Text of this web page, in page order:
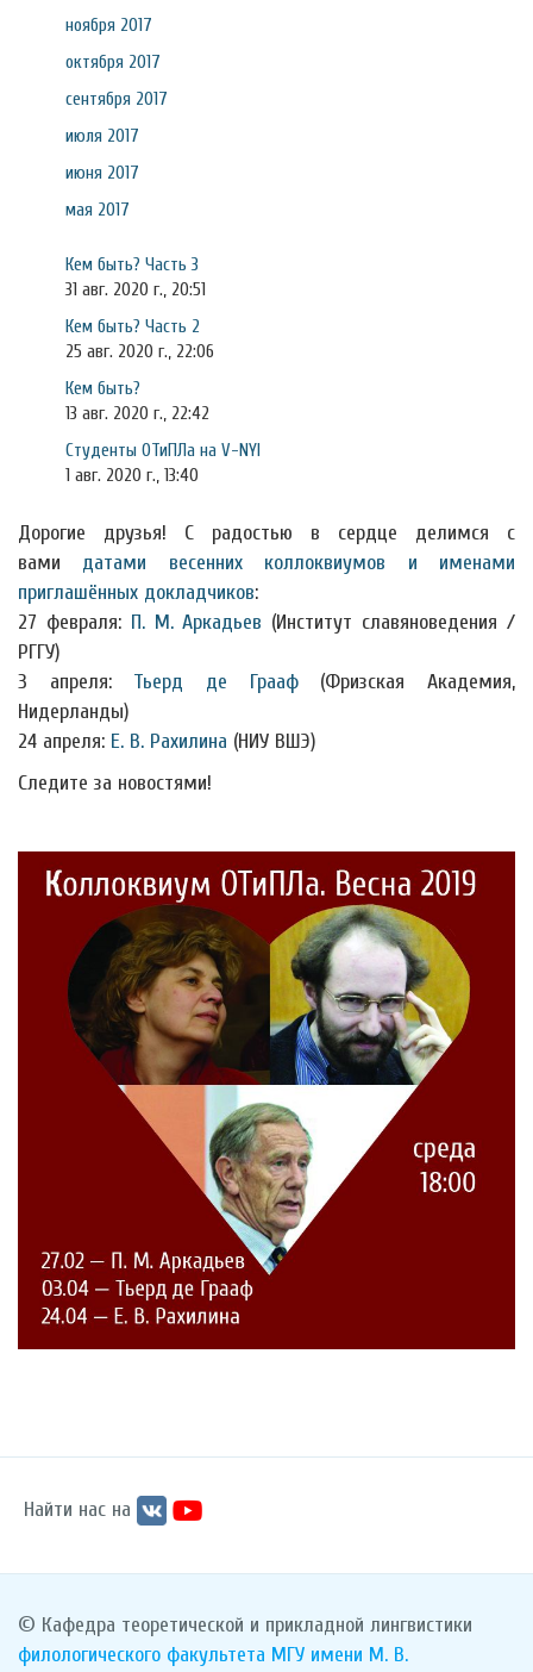
ноября 2017
октября 2017
сентября 2017
июля 2017
июня 2017
мая 2017
Кем быть? Часть 3
31 авг. 2020 г., 20:51
Кем быть? Часть 2
25 авг. 2020 г., 22:06
Кем быть?
13 авг. 2020 г., 22:42
Студенты ОТиПЛа на V-NYI
1 авг. 2020 г., 13:40
Дорогие друзья! С радостью в сердце делимся с
вами датами весенних коллоквиумов и именами
приглашённых докладчиков:
27 февраля: П. М. Аркадьев (Институт славяноведения /
РГГУ)
3 апреля: Тьерд де Грааф(Фризская Академия,
Нидерланды)
24 апреля: Е. В. Рахилина (НИУ ВШЭ)
Следите за новостями!
Найти нас на
© Кафедра теоретической и прикладной лингвистики
филологического факультета МГУ имени М. В.